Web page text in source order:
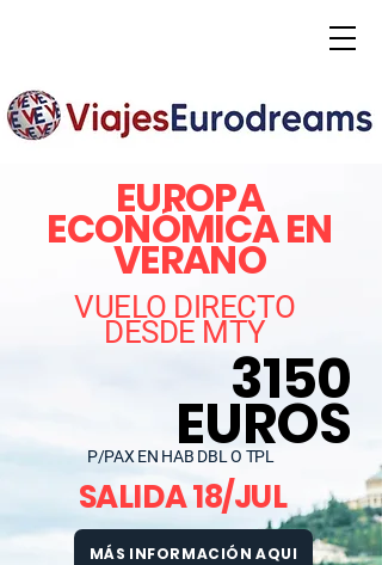
EUROPA
ECONÓMICA EN
VERANO
VUELO DIRECTO
DESDE MTY
3150
EUROS
P/PAX EN HAB DBL O TPL
SALIDA 18/JUL
MÁS INFORMACIÓN AQUI